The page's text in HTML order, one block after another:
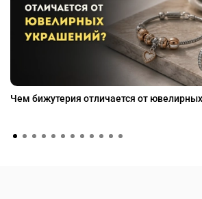
Чем бижутерия отличается от